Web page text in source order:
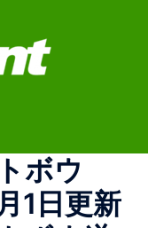
ボウ
1日更新